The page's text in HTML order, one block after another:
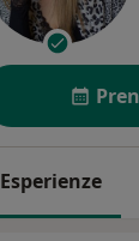
Esperienze